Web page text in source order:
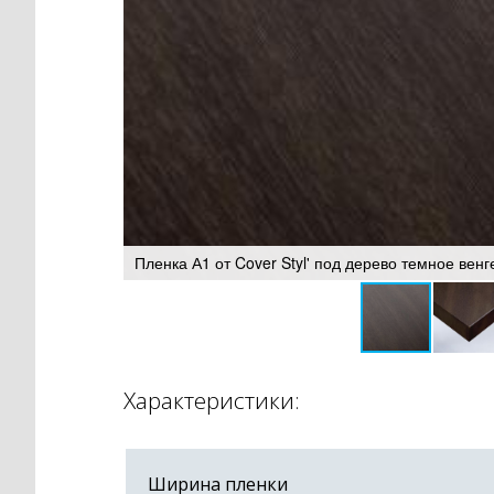
Пленка А1 от Cover Styl' под дерево темное
Характеристики:
Ширина пленки